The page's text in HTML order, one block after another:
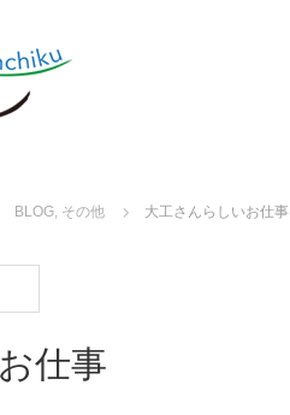
BLOG, その他 大工さんらしいお仕事
仕事